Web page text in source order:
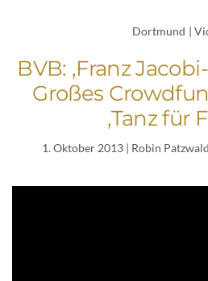
Dortmund |
BVB: ‚Franz
Großes
‚Tanz für
1. Oktober 2013 | Robin